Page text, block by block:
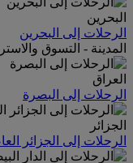
البحرين
الرحلات إلى البحرين
المدينة - التسوق
العراق
الرحلات إلى البصرة
الجزائر
الرحلات إلى الجزائر